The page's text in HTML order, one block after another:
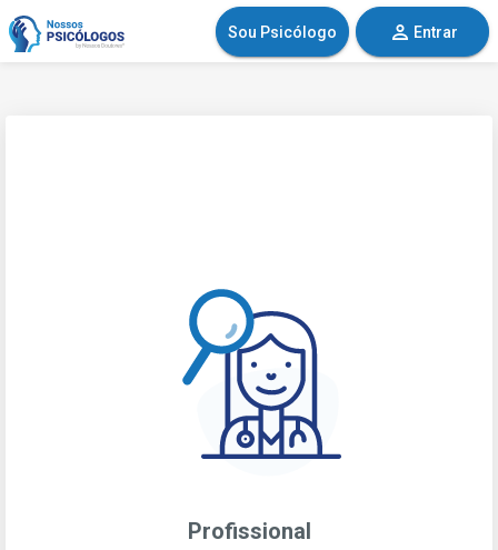
Sou Psicólogo Entrar
Profissional